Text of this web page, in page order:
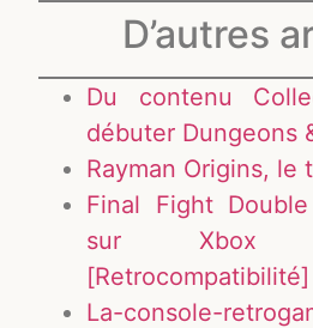
D’autres
Du contenu
débuter Dungeons
Rayman Origins, le
Final Fight
sur Xbox
[Retrocompatibilité]
La-console-